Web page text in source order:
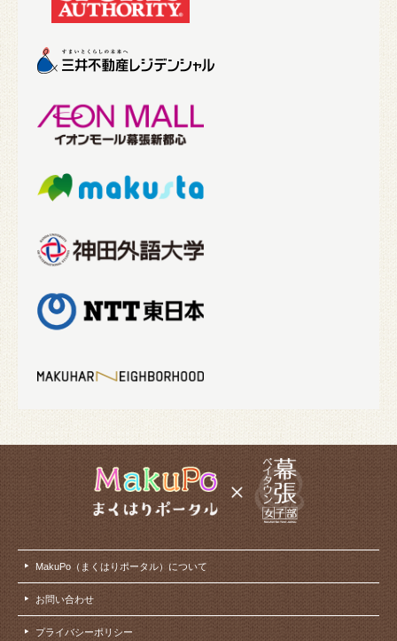
MakuPo（まくはりポータル）について
お問い合わせ
プライバシーポリシー